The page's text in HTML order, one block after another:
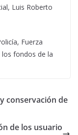
Luis Roberto
Fuerza
los fondos de la
conservación de
de los usuario